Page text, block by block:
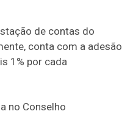
de contas do
conta com a adesão
1% por cada
no Conselho